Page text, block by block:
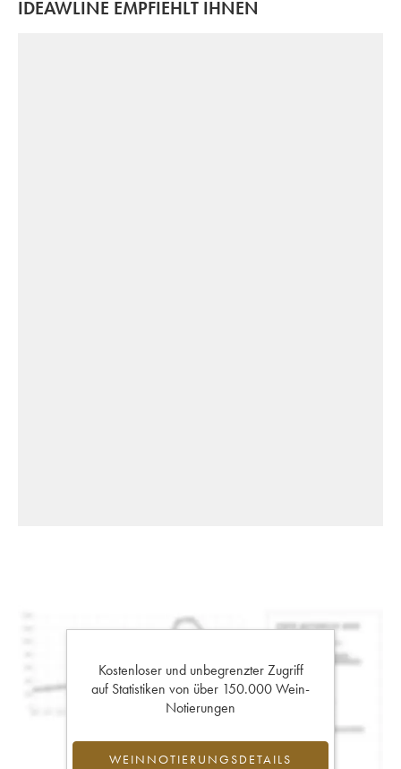
IDEAWLINE EMPFIEHLT IHNEN
Kostenloser und unbegrenzter Zugriff
auf Statistiken von über 150.000 Wein-
Notierungen
WEINNOTIERUNGSDETAILS